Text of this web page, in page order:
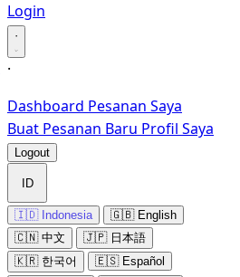
Login
·
·
Dashboard Pesanan Saya
Buat Pesanan Baru Profil Saya
Logout
ID
🇮🇩 Indonesia
🇬🇧 English
🇨🇳 中文
🇯🇵 日本語
🇰🇷 한국어
🇪🇸 Español